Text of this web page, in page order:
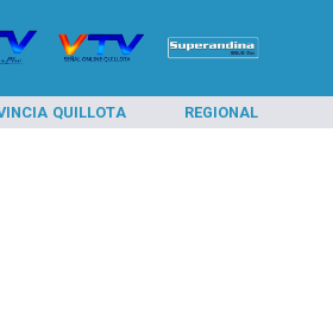
QUILLOTA REGIONAL